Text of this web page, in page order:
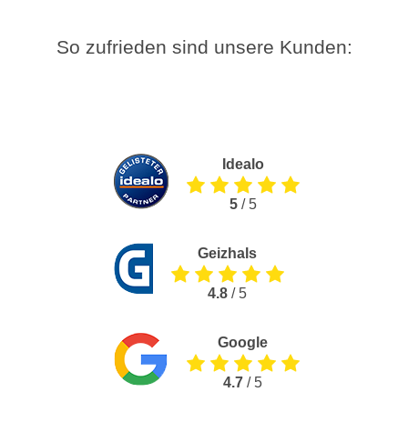
So zufrieden sind unsere Kunden:
Idealo
5/ 5
Geizhals
4.8 / 5
Google
4.7 / 5